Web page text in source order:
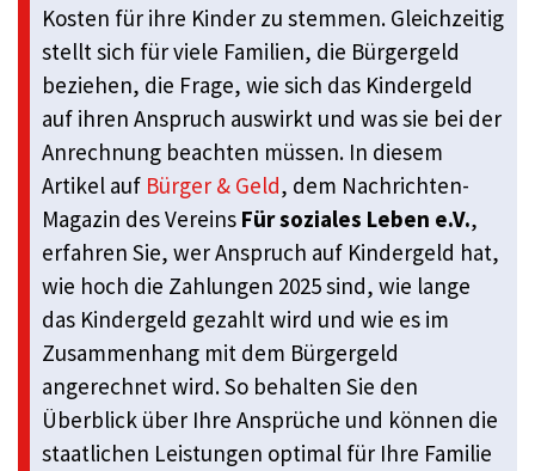
Kosten für ihre Kinder zu stemmen. Gleichzeitig
stellt sich für viele Familien, die Bürgergeld
beziehen, die Frage, wie sich das Kindergeld
auf ihren Anspruch auswirkt und was sie bei der
Anrechnung beachten müssen. In diesem
Artikel auf Bürger & Geld, dem Nachrichten-
Magazin des Vereins Für soziales Leben e.V.,
erfahren Sie, wer Anspruch auf Kindergeld hat,
wie hoch die Zahlungen 2025 sind, wie lange
das Kindergeld gezahlt wird und wie es im
Zusammenhang mit dem Bürgergeld
angerechnet wird. So behalten Sie den
Überblick über Ihre Ansprüche und können die
staatlichen Leistungen optimal für Ihre Familie